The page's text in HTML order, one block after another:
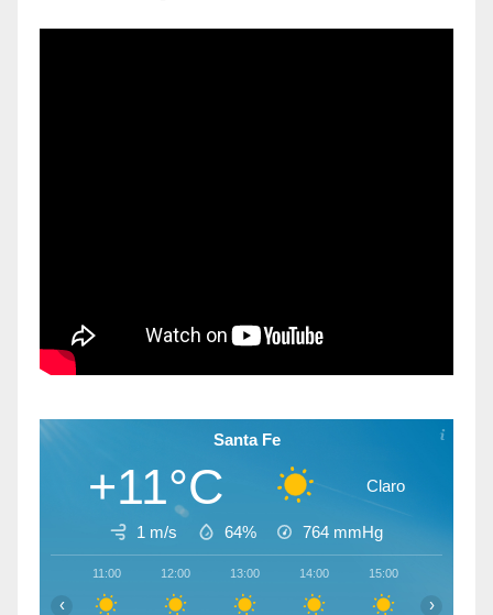
Santa Fe
+11°C Claro
1 m/s 64% 764 mmHg
11:00 12:00 13:00 14:00 15:00
‹ ›